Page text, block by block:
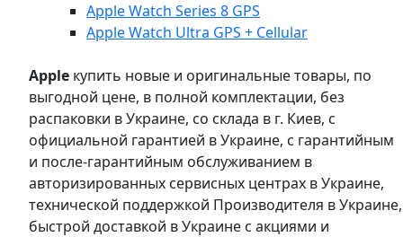
Apple Watch Series 8 GPS
Apple Watch Ultra GPS + Cellular
Apple купить новые и оригинальные товары, по
выгодной цене, в полной комплектации, без
распаковки в Украине, со склада в г. Киев, с
официальной гарантией в Украине, с гарантийным
и после-гарантийным обслуживанием в
авторизированных сервисных центрах в Украине,
технической поддержкой Производителя в Украине,
быстрой доставкой в Украине с акциями и